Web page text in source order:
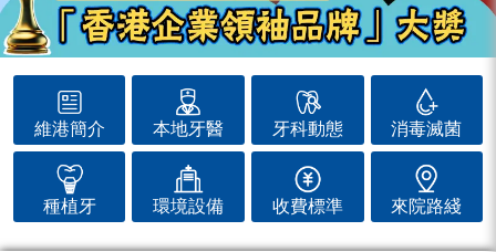
維港簡介 本地牙醫 牙科動態 消毒滅菌
種植牙 環境設備 收費標準 來院路綫